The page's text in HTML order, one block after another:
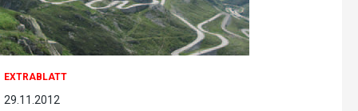
EXTRABLATT
29.11.2012